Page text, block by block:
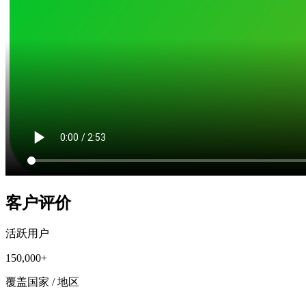
客户评价
活跃用户
150,000+
覆盖国家 / 地区